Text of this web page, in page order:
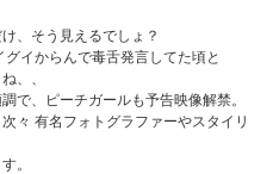
、そう見えるでしょ？
イからんで毒舌発言してた頃と
、、
で、ピーチガールも予告映像解禁。
々 有名フォトグラファーやスタイリ
。